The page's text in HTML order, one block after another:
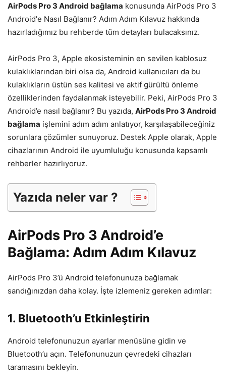
AirPods Pro 3 Android bağlama konusunda AirPods Pro 3
Android'e Nasıl Bağlanır? Adım Adım Kılavuz hakkında
hazırladığımız bu rehberde tüm detayları bulacaksınız.
AirPods Pro 3, Apple ekosisteminin en sevilen kablosuz
kulaklıklarından biri olsa da, Android kullanıcıları da bu
kulaklıkların üstün ses kalitesi ve aktif gürültü önleme
özelliklerinden faydalanmak isteyebilir. Peki, AirPods Pro 3
Android’e nasıl bağlanır? Bu yazıda, AirPods Pro 3 Android
bağlama işlemini adım adım anlatıyor, karşılaşabileceğiniz
sorunlara çözümler sunuyoruz. Destek Apple olarak, Apple
cihazlarının Android ile uyumluluğu konusunda kapsamlı
rehberler hazırlıyoruz.
Yazıda neler var ?
AirPods Pro 3 Android’e
Bağlama: Adım Adım Kılavuz
AirPods Pro 3’ü Android telefonunuza bağlamak
sandığınızdan daha kolay. İşte izlemeniz gereken adımlar:
1. Bluetooth’u Etkinleştirin
Android telefonunuzun ayarlar menüsüne gidin ve
Bluetooth’u açın. Telefonunuzun çevredeki cihazları
taramasını bekleyin.